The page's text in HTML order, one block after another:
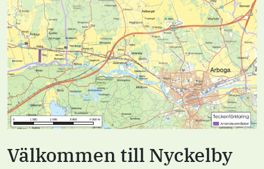
Välkommen till Nyckelby